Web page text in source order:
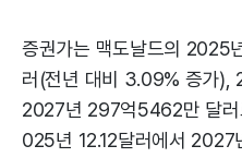
증권가는 맥도날드의 2025
러(전년 대비 3.09% 증가),
2027년 297억5462만 달러
025년 12.12달러에서